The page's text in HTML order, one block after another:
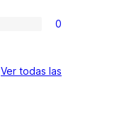
0
Ver todas las